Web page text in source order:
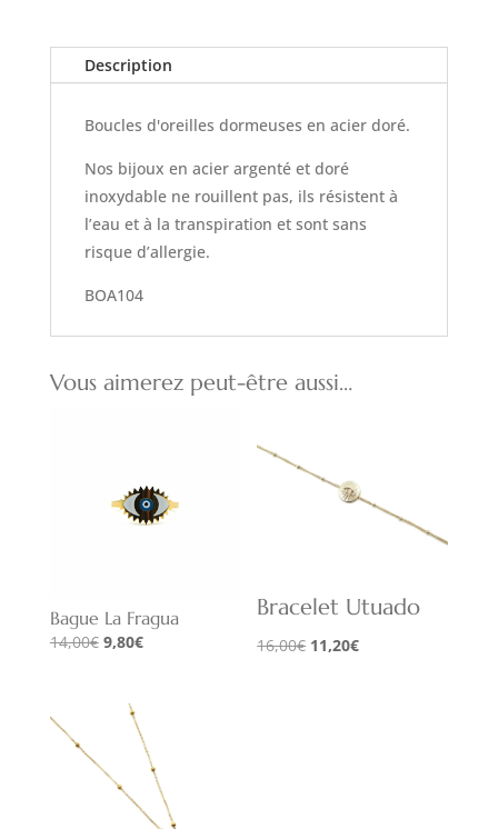
Description
Boucles d'oreilles dormeuses en acier doré.
Nos bijoux en acier argenté et doré
inoxydable ne rouillent pas, ils résistent à
l’eau et à la transpiration et sont sans
risque d’allergie.
BOA104
Vous aimerez peut-être aussi…
Bague La Fragua
14,00€ Le
était :
14,00€.
9,80€Le
9,80€.
Bracelet Utuado
16,00€ Le
11,20€Le